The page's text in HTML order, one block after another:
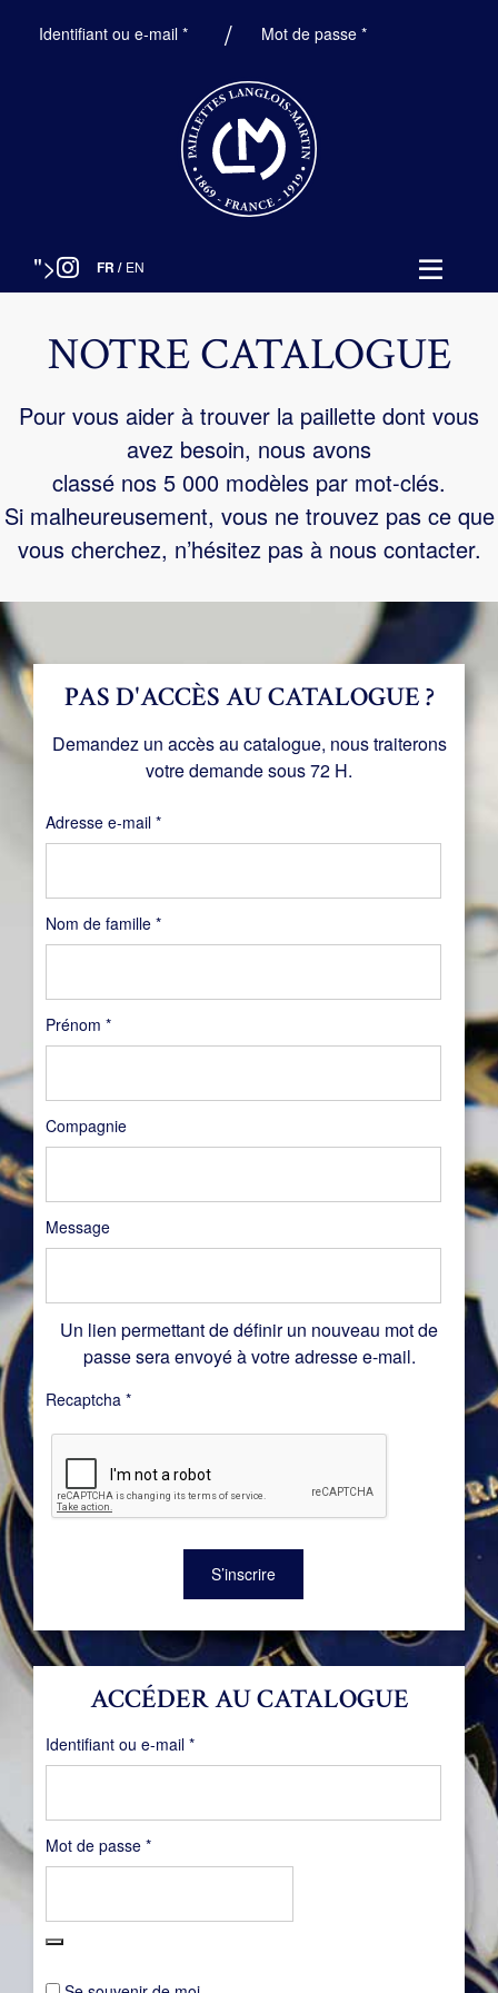
Identifiant ou e-mail *ObligatoireMot de passe*Obligatoire
"> FR / EN
NOTRE CATALOGUE
Pour vous aider à trouver la paillette dont vous
avez besoin, nous avons
classé nos 5 000 modèles par mot-clés.
Si malheureusement, vous ne trouvez pas ce que
vous cherchez, n’hésitez pas à nous contacter.
ACCÉDER AU CATALOGUE
Identifiant ou e-mail *Obligatoire
Mot de passe *Obligatoire
Nom de famille *
Prénom *
Compagnie
Message
PAS D'ACCÈS AU CATALOGUE ?
Demandez un accès au catalogue, nous traiterons
votre demande sous 72 H.
Adresse e-mail *Obligatoire
Un lien permettant de définir un nouveau mot de
passe sera envoyé à votre adresse e-mail.
Recaptcha *
S’inscrire